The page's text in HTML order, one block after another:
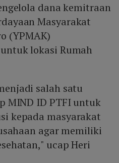
dana kemitraan
Masyarakat
(YPMAK)
lokasi Rumah
salah satu
MIND ID PTFI untuk
kepada masyarakat
agar memiliki
ucap Heri